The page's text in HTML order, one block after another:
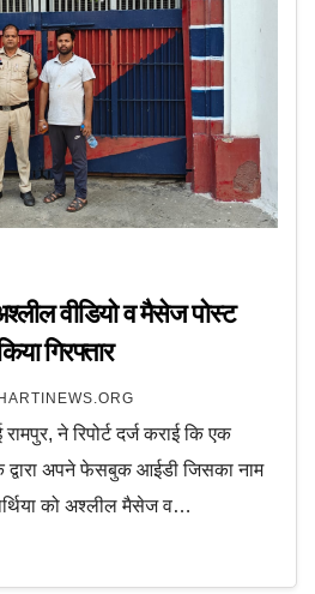
वीडियो व मैसेज पोस्ट
गिरफ्तार
ने रिपोर्ट दर्ज कराई कि एक
द्वारा अपने फेसबुक आईडी जिसका नाम
को अश्लील मैसेज व…